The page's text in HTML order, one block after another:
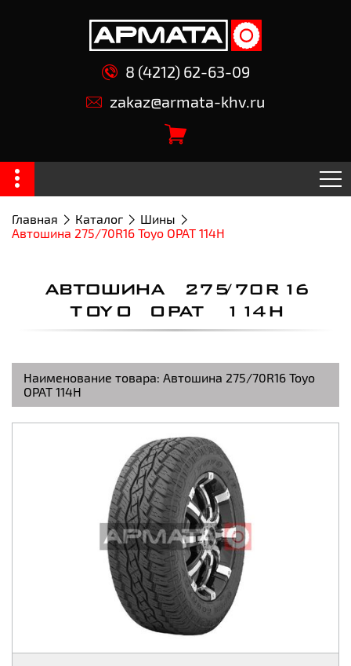
8 (4212) 62-63-09
zakaz@armata-khv.ru
Главная Каталог
Шины
Автошина 275/70R16 Toyo OPAT 114H
АВТОШИНА 275/70R16
TOYO OPAT 114H
Наименование товара: Автошина 275/70R16 Toyo
OPAT 114H